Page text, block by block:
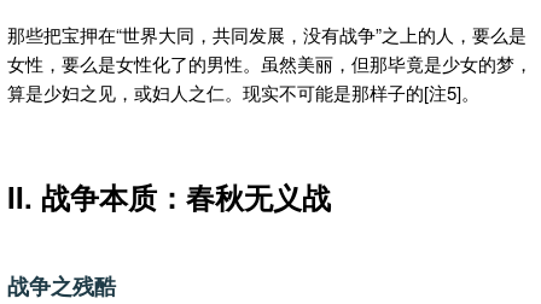
那些把宝押在“世界大同，共同发展，没有战争”之上的人，要么是
女性，要么是女性化了的男性。虽然美丽，但那毕竟是少女的梦，
算是少妇之见，或妇人之仁。现实不可能是那样子的[注5]。
II. 战争本质：春秋无义战
战争之残酷